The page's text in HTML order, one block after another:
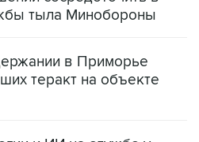
в Приморье
и ИИ на службе у